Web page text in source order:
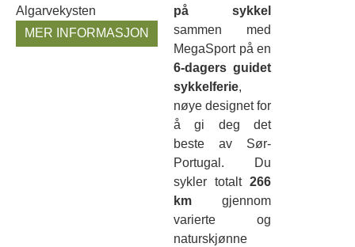
Algarvekysten
MER INFORMASJON
på sykkel
sammen med
MegaSport på en
6-dagers guidet
sykkelferie,
nøye designet for
å gi deg det
beste av Sør-
Portugal. Du
sykler totalt 266
km gjennom
varierte og
naturskjønne